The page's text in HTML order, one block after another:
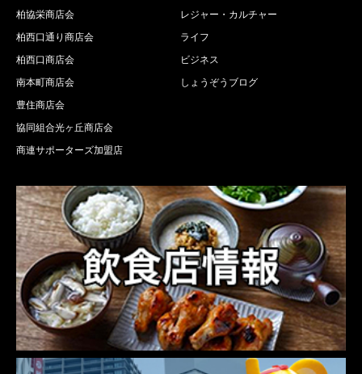
柏協栄商店会
柏西口通り商店会
柏西口商店会
南本町商店会
豊住商店会
協同組合光ヶ丘商店会
商連サポーターズ加盟店
レジャー・カルチャー
ライフ
ビジネス
しょうぞうブログ